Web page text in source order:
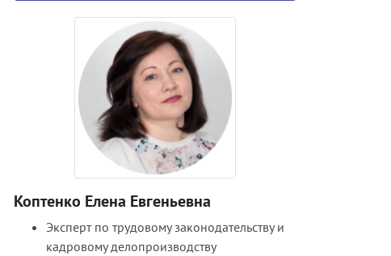
Коптенко Елена Евгеньевна
Эксперт по трудовому законодательству и
кадровому делопроизводству